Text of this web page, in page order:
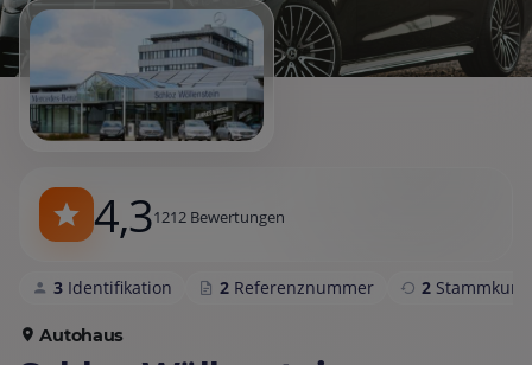
4,31212 Bewertungen
3 Identifikation 2 Referenznummer 2
Autohaus